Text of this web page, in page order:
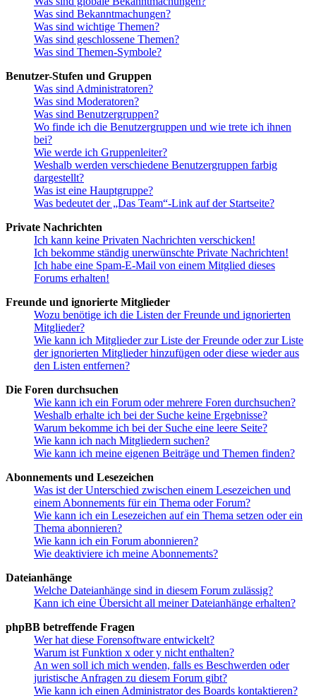
Was sind Bekanntmachungen?
Was sind wichtige Themen?
Was sind geschlossene Themen?
Was sind Themen-Symbole?
Benutzer-Stufen und Gruppen
Was sind Administratoren?
Was sind Moderatoren?
Was sind Benutzergruppen?
Wo finde ich die Benutzergruppen und wie trete ich ihnen
bei?
Wie werde ich Gruppenleiter?
Weshalb werden verschiedene Benutzergruppen farbig
dargestellt?
Was ist eine Hauptgruppe?
Was bedeutet der „Das Team“-Link auf der Startseite?
Private Nachrichten
Ich kann keine Privaten Nachrichten verschicken!
Ich bekomme ständig unerwünschte Private Nachrichten!
Ich habe eine Spam-E-Mail von einem Mitglied dieses
Forums erhalten!
Freunde und ignorierte Mitglieder
Wozu benötige ich die Listen der Freunde und ignorierten
Mitglieder?
Wie kann ich Mitglieder zur Liste der Freunde oder zur Liste
der ignorierten Mitglieder hinzufügen oder diese wieder aus
den Listen entfernen?
Die Foren durchsuchen
Wie kann ich ein Forum oder mehrere Foren durchsuchen?
Weshalb erhalte ich bei der Suche keine Ergebnisse?
Warum bekomme ich bei der Suche eine leere Seite?
Wie kann ich nach Mitgliedern suchen?
Wie kann ich meine eigenen Beiträge und Themen finden?
Abonnements und Lesezeichen
Was ist der Unterschied zwischen einem Lesezeichen und
einem Abonnements für ein Thema oder Forum?
Wie kann ich ein Lesezeichen auf ein Thema setzen oder ein
Thema abonnieren?
Wie kann ich ein Forum abonnieren?
Wie deaktiviere ich meine Abonnements?
Dateianhänge
Welche Dateianhänge sind in diesem Forum zulässig?
Kann ich eine Übersicht all meiner Dateianhänge erhalten?
phpBB betreffende Fragen
Wer hat diese Forensoftware entwickelt?
Warum ist Funktion x oder y nicht enthalten?
An wen soll ich mich wenden, falls es Beschwerden oder
juristische Anfragen zu diesem Forum gibt?
Wie kann ich einen Administrator des Boards kontaktieren?